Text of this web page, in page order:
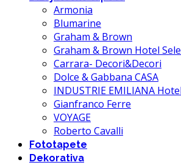
Armonia
Blumarine
Graham & Brown
Graham & Brown Hotel
Carrara- Decori&Decori
Dolce & Gabbana CASA
INDUSTRIE EMILIANA
Gianfranco Ferre
VOYAGE
Roberto Cavalli
Fototapete
Dekorativa